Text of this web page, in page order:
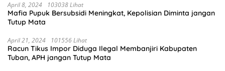
April 8, 2024 103038 Lihat
Mafia Pupuk Bersubsidi Meningkat, Kepolisian Diminta jangan
Tutup Mata
April 21, 2024 101556 Lihat
Racun Tikus Impor Diduga Ilegal Membanjiri Kabupaten
Tuban, APH jangan Tutup Mata